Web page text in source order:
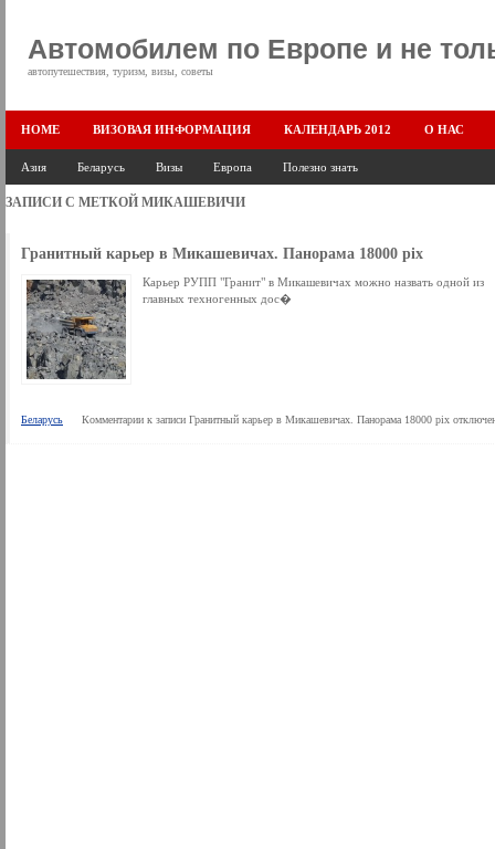
Автомобилем по Европе и не
автопутешествия, туризм, визы, советы
HOME ВИЗОВАЯ ИНФОРМАЦИЯ КАЛЕНДАРЬ 2012 О НАС
Азия Беларусь Визы Европа Полезно знать
ЗАПИСИ С МЕТКОЙ МИКАШЕВИЧИ
Гранитный карьер в Микашевичах. Панорама 18000 pix
Карьер РУПП "Гранит" в Микашевичах можно назвать одной из
главных техногенных дос�
Беларусь Комментарии к записи Гранитный карьер в Микашевичах. Панорама 18000 pix